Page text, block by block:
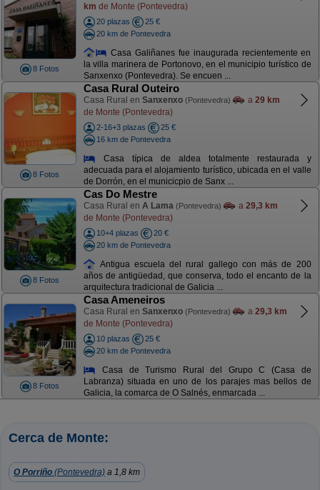
8 Fotos
km de Monte (Pontevedra)
20 plazas
25 €
20 km de Pontevedra
Casa Galiñanes fue inaugurada recientemente en
la villa marinera de Portonovo, en el municipio turístico de
Sanxenxo (Pontevedra). Se encuen ...
8 Fotos
Casa Rural Outeiro
Casa Rural en Sanxenxo (Pontevedra) a 29 km
de Monte (Pontevedra)
2-16+3 plazas
25 €
16 km de Pontevedra
Casa típica de aldea totalmente restaurada y
adecuada para el alojamiento turístico, ubicada en el valle
de Dorrón, en el municicpio de Sanx ...
8 Fotos
Cas Do Mestre
Casa Rural en A Lama (Pontevedra) a 29,3 km
de Monte (Pontevedra)
10+4 plazas
20 €
20 km de Pontevedra
Antigua escuela del rural gallego con más de 200
años de antigüedad, que conserva, todo el encanto de la
arquitectura tradicional de Galicia ...
8 Fotos
Casa Ameneiros
Casa Rural en Sanxenxo (Pontevedra) a 29,3 km
de Monte (Pontevedra)
10 plazas
25 €
20 km de Pontevedra
Casa de Turismo Rural del Grupo C (Casa de
Labranza) situada en uno de los parajes mas bellos de
Galicia, la comarca de O Salnés, enmarcada ...
Cerca de Monte:
O Porriño (Pontevedra) a 1,8 km